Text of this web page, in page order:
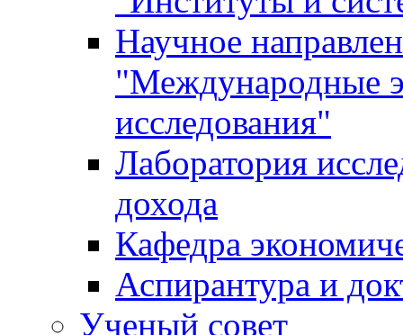
Научное
"Международные
исследования"
Лаборатория
дохода
Кафедра
Аспирантура и
Ученый совет